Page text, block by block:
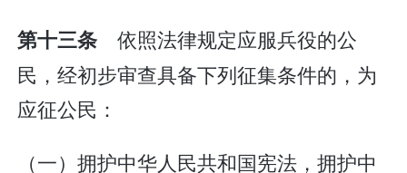
第十三条 依照法律规定应服兵役的公
民，经初步审查具备下列征集条件的，为
应征公民：
（一）拥护中华人民共和国宪法，拥护中